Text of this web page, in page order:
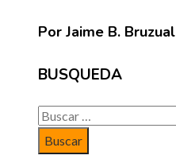
Por Jaime B. Bruzual
BUSQUEDA
Buscar: